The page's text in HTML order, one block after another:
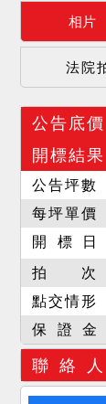
相片
法院
公告底價
開標結果
公告坪數
每坪單價
開 標 日
拍 次
點交情形
保 證 金
聯 絡 人